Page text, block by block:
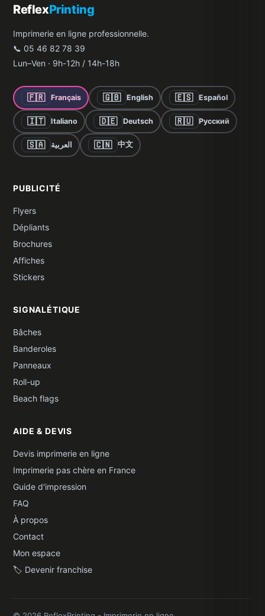
ReflexPrinting
Imprimerie en ligne professionnelle.
📞 05 46 82 78 39
Lun–Ven · 9h-12h / 14h-18h
🇫🇷 Français 🇬🇧 English 🇪🇸 Español
🇮🇹 Italiano 🇩🇪 Deutsch 🇷🇺 Русский
🇸🇦 العربية 🇨🇳 中文
PUBLICITÉ
Flyers
Dépliants
Brochures
Affiches
Stickers
SIGNALÉTIQUE
Bâches
Banderoles
Panneaux
Roll-up
Beach flags
AIDE & DEVIS
Devis imprimerie en ligne
Imprimerie pas chère en France
Guide d'impression
FAQ
À propos
Contact
Mon espace
🏷️ Devenir franchise